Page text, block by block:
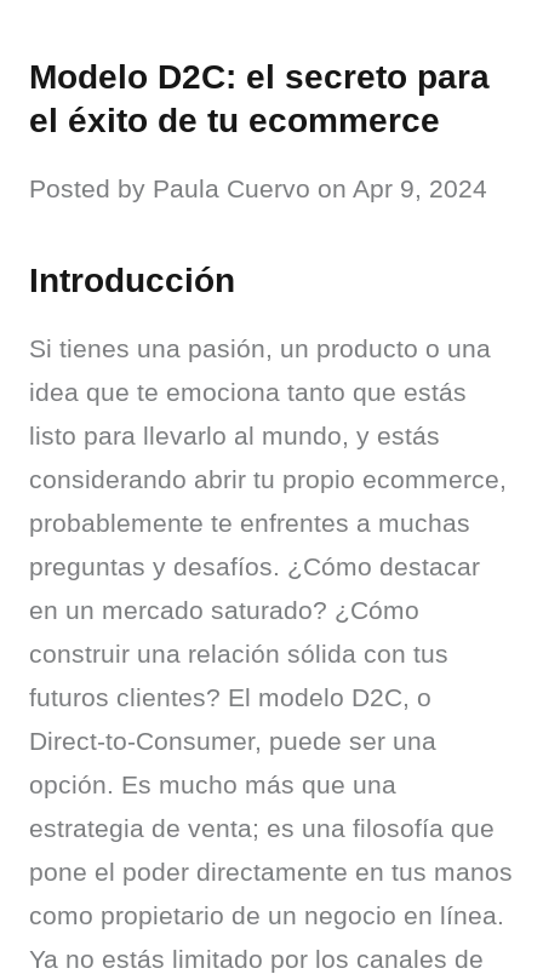
Modelo D2C: el secreto para
el éxito de tu ecommerce
Posted by Paula Cuervo on Apr 9, 2024
Introducción
Si tienes una pasión, un producto o una
idea que te emociona tanto que estás
listo para llevarlo al mundo, y estás
considerando abrir tu propio ecommerce,
probablemente te enfrentes a muchas
preguntas y desafíos. ¿Cómo destacar
en un mercado saturado? ¿Cómo
construir una relación sólida con tus
futuros clientes? El modelo D2C, o
Direct-to-Consumer, puede ser una
opción. Es mucho más que una
estrategia de venta; es una filosofía que
pone el poder directamente en tus manos
como propietario de un negocio en línea.
Ya no estás limitado por los canales de